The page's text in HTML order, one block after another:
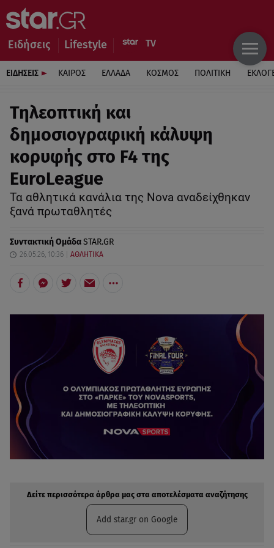
Ειδήσεις Lifestyle
ΕΙΔΗΣΕΙΣ ΚΑΙΡΟΣ ΕΛΛΑΔΑ ΚΟΣΜΟΣ ΠΟΛΙΤΙΚΗ
Τηλεοπτική και
δημοσιογραφική κάλυψη
κορυφής στο F4 της
EuroLeague
Τα αθλητικά κανάλια της Nova αναδείχθηκαν
ξανά πρωταθλητές
Συντακτική ΟμάδαSTAR.GR
26.05.26, 10:36 ΑΘΛΗΤΙΚΑ
Δείτε περισσότερα άρθρα μας στα αποτελέσματα αναζήτησης
Add star.gr on Google